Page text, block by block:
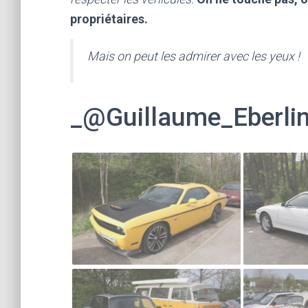
propriétaires.
Mais on peut les admirer avec les yeux !